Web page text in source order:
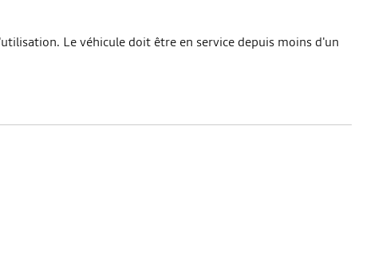
Le véhicule doit être en service depuis moins d'un